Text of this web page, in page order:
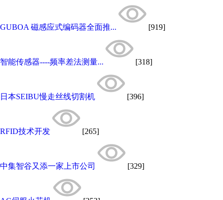
GUBOA 磁感应式编码器全面推... [919]
智能传感器----频率差法测量... [318]
日本SEIBU慢走丝线切割机 [396]
RFID技术开发 [265]
中集智谷又添一家上市公司 [329]